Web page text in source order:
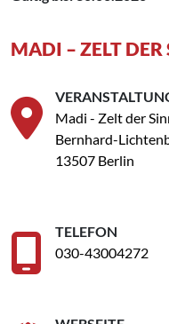
MADI – ZELT DER
Madi - Zelt der
Bernhard-
13507 Berlin
TELEFON
030-43004272